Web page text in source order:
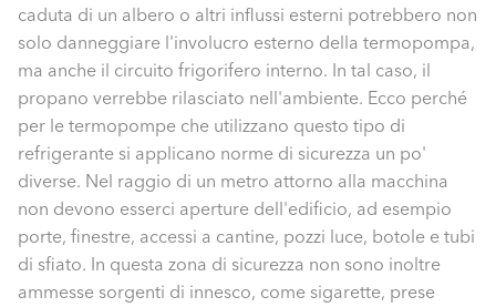
caduta di un albero o altri influssi esterni potrebbero non
solo danneggiare l'involucro esterno della termopompa,
ma anche il circuito frigorifero interno. In tal caso, il
propano verrebbe rilasciato nell'ambiente. Ecco perché
per le termopompe che utilizzano questo tipo di
refrigerante si applicano norme di sicurezza un po'
diverse. Nel raggio di un metro attorno alla macchina
non devono esserci aperture dell'edificio, ad esempio
porte, finestre, accessi a cantine, pozzi luce, botole e tubi
di sfiato. In questa zona di sicurezza non sono inoltre
ammesse sorgenti di innesco, come sigarette, prese